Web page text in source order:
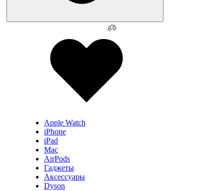
Apple Watch
iPhone
iPad
Mac
AirPods
Гаджеты
Аксессуары
Dyson